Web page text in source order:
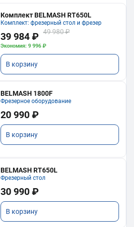
Комплект BELMASH RT650L
Комплект: фрезерный стол и фрезер
39 984 ₽ 49 980 ₽
Экономия: 9 996 ₽
В корзину
BELMASH 1800F
Фрезерное оборудование
20 990 ₽
В корзину
BELMASH RT650L
Фрезерный стол
30 990 ₽
В корзину